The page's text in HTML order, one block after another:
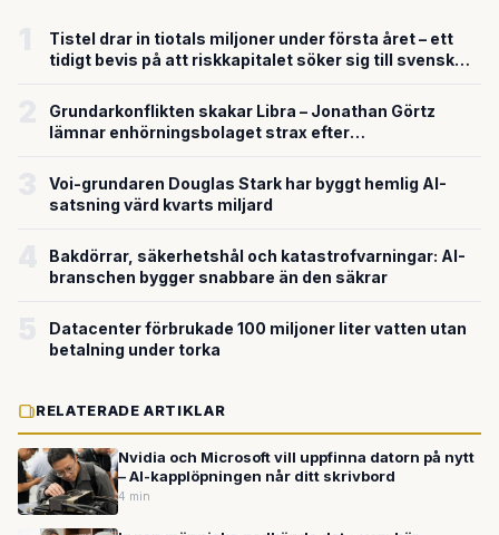
Tistel drar in tiotals miljoner under första året – ett
tidigt bevis på att riskkapitalet söker sig till svensk
Grundarkonflikten skakar Libra – Jonathan Görtz
lämnar enhörningsbolaget strax efter
Voi-grundaren Douglas Stark har byggt hemlig AI-
satsning värd kvarts miljard
Bakdörrar, säkerhetshål och katastrofvarningar: AI-
branschen bygger snabbare än den säkrar
Datacenter förbrukade 100 miljoner liter vatten utan
betalning under torka
RELATERADE ARTIKLAR
Nvidia och Microsoft vill uppfinna datorn på nytt
– AI-kapplöpningen når ditt skrivbord
4 min